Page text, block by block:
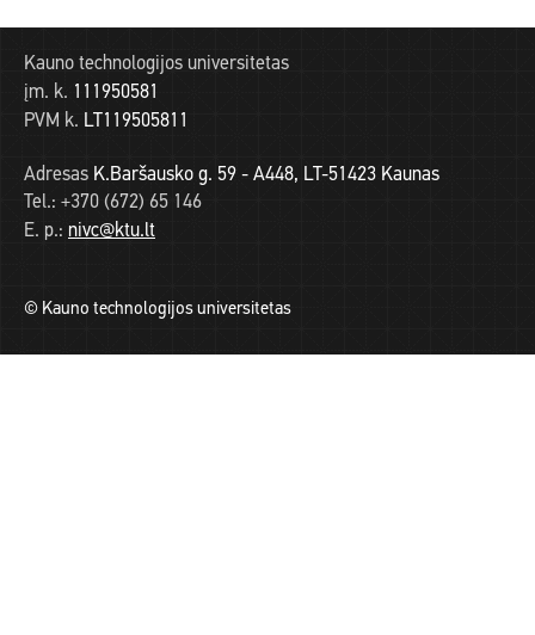
Kauno technologijos universitetas
įm. k. 111950581
PVM k. LT119505811
Adresas K.Baršausko g. 59 - A448, LT-51423 Kaunas
Tel.: +370 (672) 65 146
E. p.: nivc@ktu.lt
© Kauno technologijos universitetas